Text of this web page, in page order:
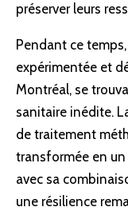
préserver leurs
Pendant ce
expérimentée et
Montréal, se
sanitaire inédite.
de traitement
transformée en un
avec sa
une résilience